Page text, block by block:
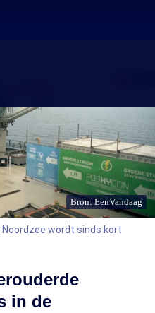
Bron: EenVandaag
wordt sinds kort
in de